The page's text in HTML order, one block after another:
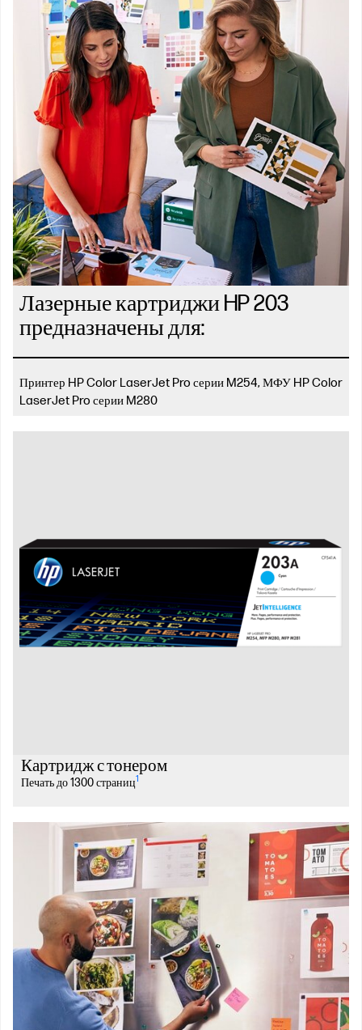
Лазерные картриджи HP 203
предназначены для:
Принтер HP Color LaserJet Pro серии M254, МФУ HP Color
LaserJet Pro серии M280
Картридж с тонером
Печать до 1300 страниц1